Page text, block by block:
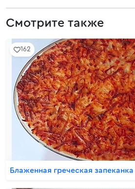
Смотрите также
162
Блаженная греческая запеканка